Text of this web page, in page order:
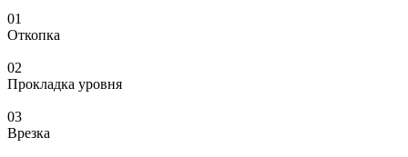
01
Откопка
02
Прокладка уровня
03
Врезка